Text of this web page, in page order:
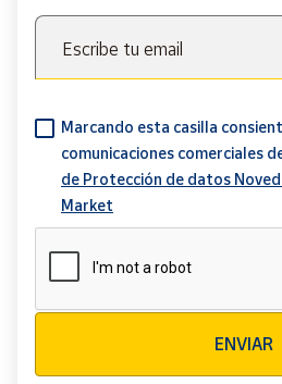
Escribe tu email
Marcando esta casilla
comunicaciones comerciales
de Protección de datos
Market
ENVIAR